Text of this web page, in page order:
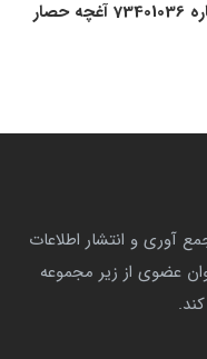
از سال 1394 با هدف جمع آوری و انتشار اطلاعات
عضوی از زیر مجموعه